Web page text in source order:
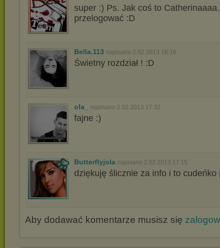
super :) Ps. Jak coś to
przelogować :D
Bella.113 napisano 2.02.2013 18:16
Świetny rozdział ! :D
ola_ napisano 2.02.2013 17:32
fajne :)
Butterflyjola napisano 2.02.2013 17:15
dziękuję ślicznie za info i to cudeńko
Aby dodawać komentarze musisz się